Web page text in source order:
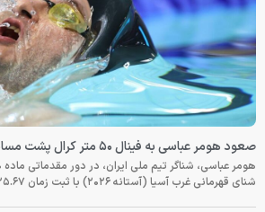
صعود هومر عباسی به فینال ۵۰ متر کرال پشت مسابقات غرب آسیا
شنای قهرمانی غرب آسیا (آستانه ۲۰۲۶) با ثبت زمان ۲۵.۶۷ ثانیه در جایگاه نخست قرار